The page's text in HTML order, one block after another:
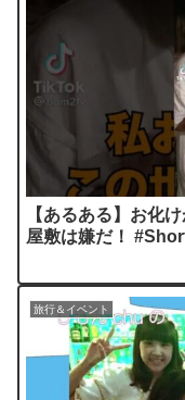
【あるある】お化
屋敷は嫌だ！
旅行＆イベント